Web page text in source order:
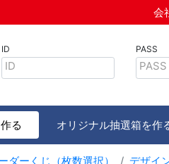
会
ID
ID
PASS
PASS
る オリジナル抽選箱を作
ダーくじ（枚数選択） デザイ